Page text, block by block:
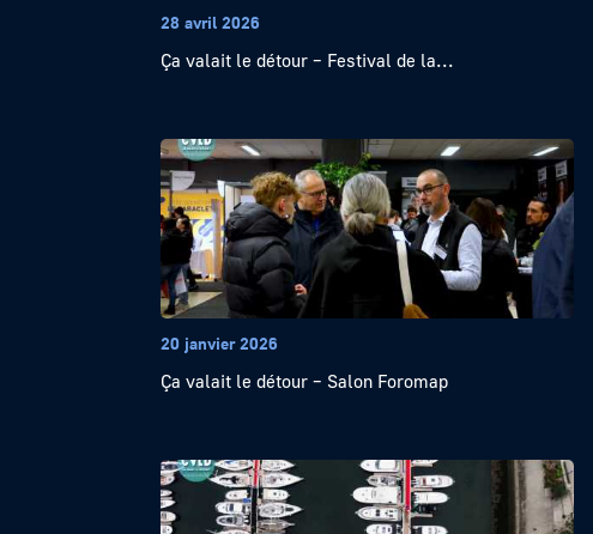
28 avril 2026
Ça valait le détour – Festival de la...
20 janvier 2026
Ça valait le détour – Salon Foromap